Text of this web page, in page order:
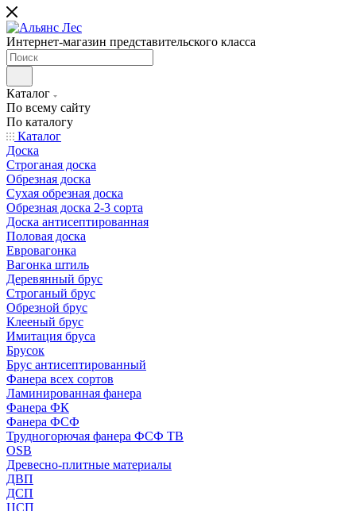
Интернет-магазин представительского класса
Каталог
По всему сайту
По каталогу
Каталог
Доска
Строганая доска
Обрезная доска
Сухая обрезная доска
Обрезная доска 2-3 сорта
Доска антисептированная
Половая доска
Евровагонка
Вагонка штиль
Деревянный брус
Строганый брус
Обрезной брус
Клееный брус
Имитация бруса
Брусок
Брус антисептированный
Фанера всех сортов
Ламинированная фанера
Фанера ФК
Фанера ФСФ
Трудногорючая фанера ФСФ ТВ
OSB
Древесно-плитные материалы
ДВП
ДСП
ЦСП